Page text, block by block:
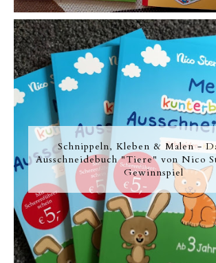
Schnippeln, Kleben & Malen -
Ausschneidebuch "Tiere" von Nico
Gewinnspiel